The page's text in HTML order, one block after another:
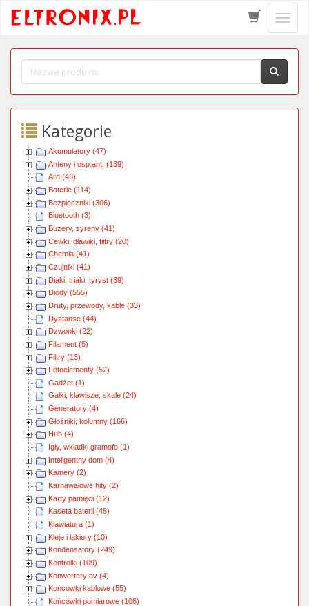
menu
Kategorie
Akumulatory (47)
Anteny i osp.ant. (139)
Ard (43)
Baterie (114)
Bezpieczniki (306)
Bluetooth (3)
Buzery, syreny (41)
Cewki, dławiki, filtry (20)
Chemia (41)
Czujniki (41)
Diaki, triaki, tyryst (39)
Diody (555)
Druty, przewody, kable (33)
Dystanse (44)
Dzwonki (22)
Filament (5)
Filtry (13)
Fotoelementy (52)
Gadżet (1)
Gałki, klawisze, skale (24)
Generatory (4)
Głośniki, kolumny (166)
Hub (4)
Igły, wkładki gramofo (1)
Inteligentny dom (4)
Kamery (2)
Karnawałowe hity (2)
Karty pamięci (12)
Kaseta baterii (48)
Klawiatura (1)
Kleje i lakiery (10)
Kondensatory (249)
Kontrolki (109)
Konwertery av (4)
Końcówki kablowe (55)
Końcówki pomiarowe (106)